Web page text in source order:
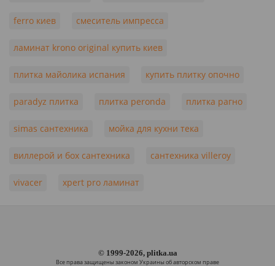
ferro киев смеситель импресса
ламинат krono original купить киев
плитка майолика испания купить плитку опочно
paradyz плитка плитка peronda плитка рагно
simas сантехника мойка для кухни тека
виллерой и бох сантехника сантехника villeroy
vivacer xpert pro ламинат
© 1999-2026, plitka.ua
Все права защищены законом Украины об авторском праве